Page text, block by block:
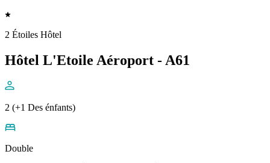
2 Étoiles Hôtel
Hôtel L'Etoile Aéroport - A61
2 (+1 Des énfants)
Double